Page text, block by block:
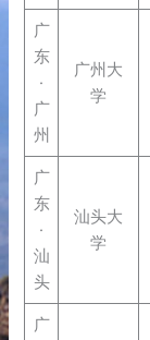
广
东
·
广
州
广州大
学
广
东
·
汕
头
汕头大
学
广